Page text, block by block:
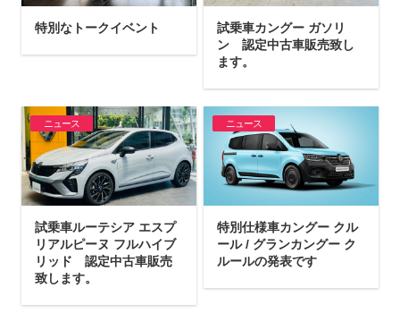
特別なトークイベント
試乗車カングー ガソリ
ン 認定中古車販売致し
ます。
ニュース
試乗車ルーテシア エスプ
リアルピーヌ フルハイブ
リッド 認定中古車販売
致します。
ニュース
特別仕様車カングー クル
ール / グランカングー ク
ルールの発表です